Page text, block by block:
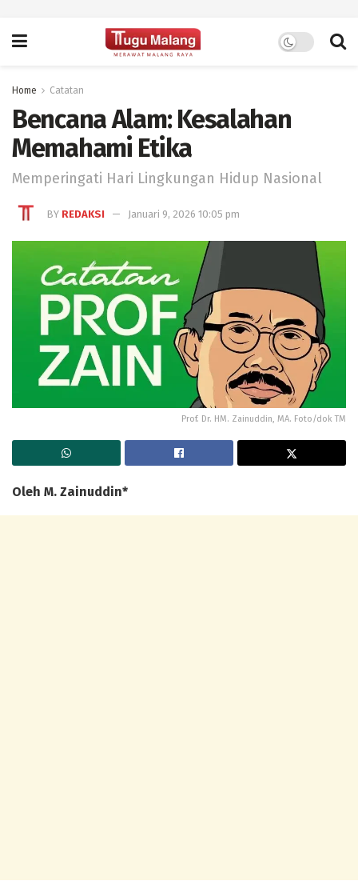
Home Catatan
Bencana Alam: Kesalahan
Memahami Etika
Memperingati Hari Lingkungan Hidup Nasional
BY REDAKSI Januari 9, 2026 10:05 pm
Prof. Dr. HM. Zainuddin, MA. Foto/dok TM
Oleh M. Zainuddin*